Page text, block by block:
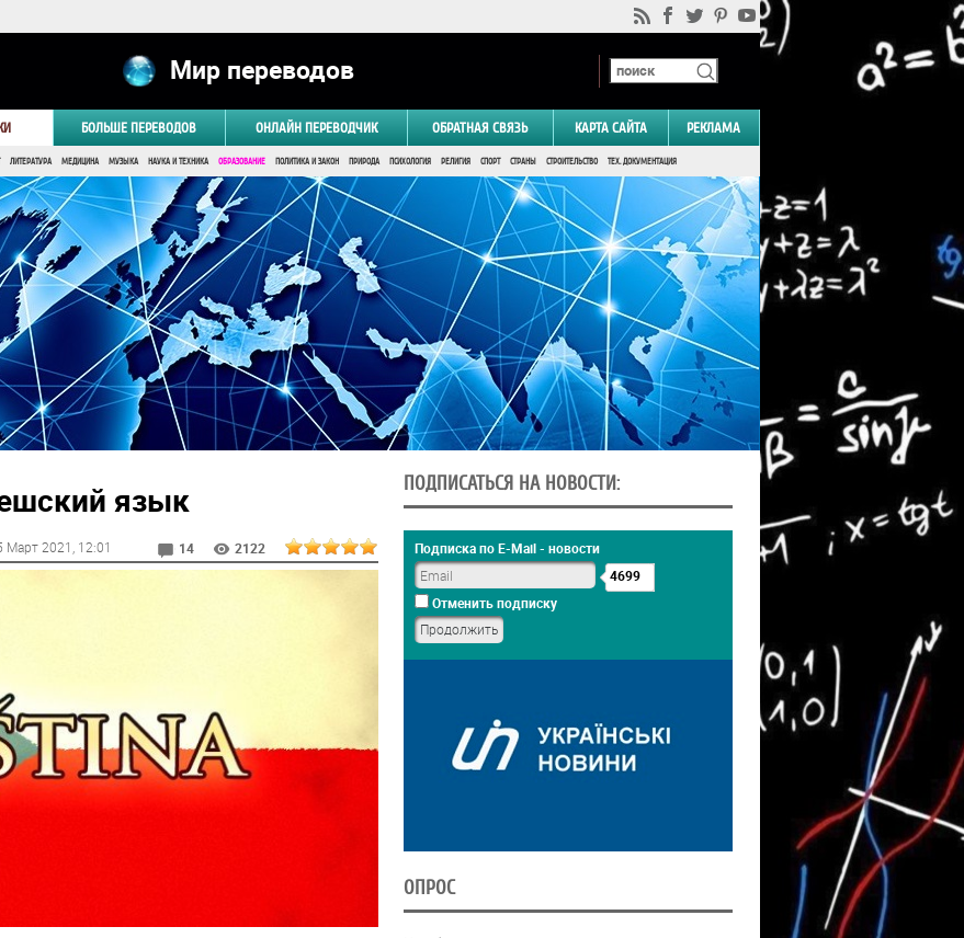
Мир переводов
БОЛЬШЕ ПЕРЕВОДОВ ОНЛАЙН ПЕРЕВОДЧИК ОБРАТНАЯ СВЯЗЬ КАРТА САЙТА РЕКЛАМА
ЛИТЕРАТУРА МЕДИЦИНА МУЗЫКА НАУКА И ТЕХНИКА ОБРАЗОВАНИЕ ПОЛИТИКА И ЗАКОН ПРИРОДА ПСИХОЛОГИЯ РЕЛИГИЯ СПОРТ СТРАНЫ СТРОИТЕЛЬСТВО ТЕХ. ДОКУМЕНТАЦИЯ
язык
Март 2021 , 12:01 14 2122
ПОДПИСАТЬСЯ НА НОВОСТИ:
Подписка по E-Mail - новости
4699
Отменить подписку
ОПРОС